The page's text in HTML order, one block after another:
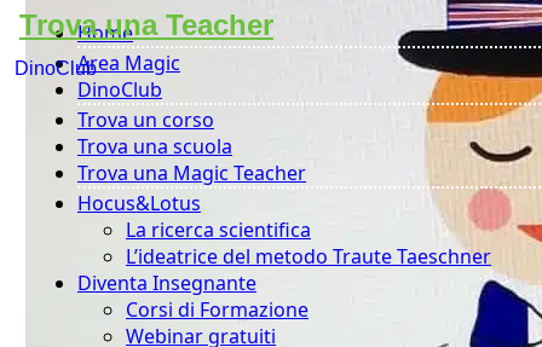
Home
Area Magic
DinoClub
Trova un corso
Trova una scuola
Trova una Magic Teacher
Hocus&Lotus
La ricerca scientifica
L’ideatrice del metodo Traute Taeschner
Diventa Insegnante
Corsi di Formazione
Webinar gratuiti
Trova una Teacher
DinoClub